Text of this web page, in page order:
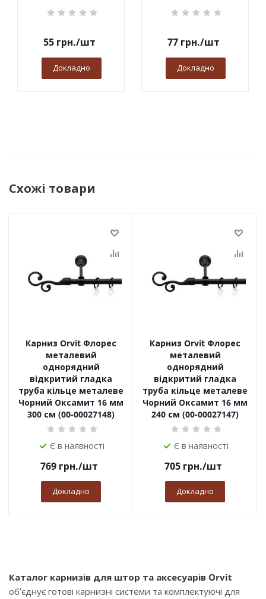
55грн./шт
Докладно
77грн./шт
Докладно
Схожі товари
Карниз Orvit Флорес
металевий
однорядний
відкритий гладка
труба кільце металеве
Чорний Оксамит 16 мм
300 см (00-00027148)
Є в наявності
769грн./шт
Докладно
Карниз Orvit Флорес
металевий
однорядний
відкритий гладка
труба кільце металеве
Чорний Оксамит 16 мм
240 см (00-00027147)
Є в наявності
705грн./шт
Докладно
Каталог карнизів для штор та аксесуарів Orvit
об’єднує готові карнизні системи та комплектуючі для